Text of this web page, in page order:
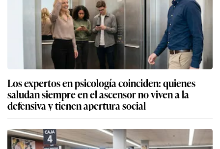
Los expertos en psicología coinciden: quienes
saludan siempre en el ascensor no viven a la
defensiva y tienen apertura social